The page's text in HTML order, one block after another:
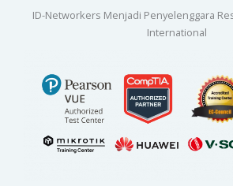
ID-Networkers Menjadi Penyelenggara
International